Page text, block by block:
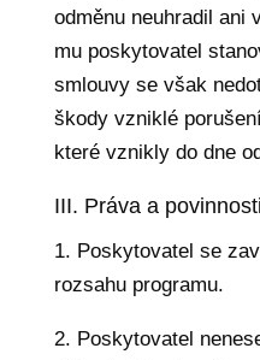
odměnu neuhradil ani
mu poskytovatel
smlouvy se však
škody vzniklé
které vznikly do dne
III. Práva a
1. Poskytovatel se
rozsahu programu.
2. Poskytovatel